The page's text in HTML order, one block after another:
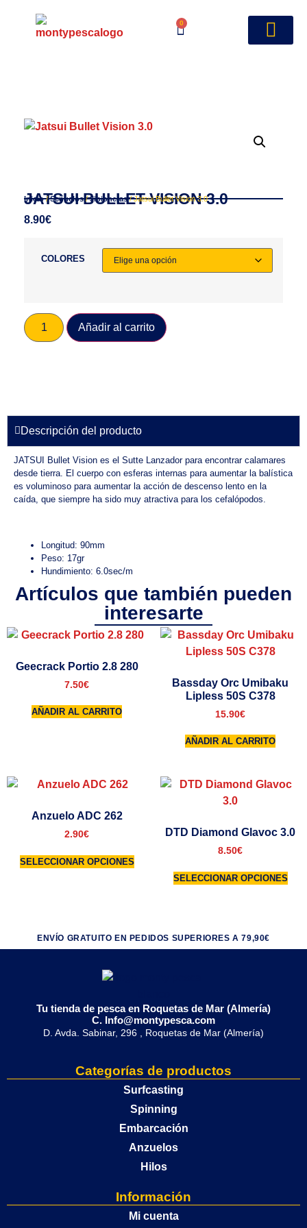
0
JATSUI BULLET VISION 3.0
Inicio/Señuelos/Jibioneras/ Jatsui Bullet Vision 3.0
8.90€
COLORES
Añadir al carrito
Descripción del producto
JATSUI Bullet Vision es el Sutte Lanzador para encontrar calamares
desde tierra. El cuerpo con esferas internas para aumentar la balística
es voluminoso para aumentar la acción de descenso lento en la
caída, que siempre ha sido muy atractiva para los cefalópodos.
Longitud: 90mm
Peso: 17gr
Hundimiento: 6.0sec/m
Artículos que también pueden
interesarte
Geecrack Portio 2.8 280
7.50€
AÑADIR AL CARRITO
Bassday Orc Umibaku
Lipless 50S C378
15.90€
AÑADIR AL CARRITO
Anzuelo ADC 262
2.90€
SELECCIONAR OPCIONES
DTD Diamond Glavoc 3.0
8.50€
SELECCIONAR OPCIONES
ENVÍO GRATUITO EN PEDIDOS SUPERIORES A 79,90€
Tu tienda de pesca en Roquetas de Mar (Almería)
C. Info@montypesca.com
D. Avda. Sabinar, 296 , Roquetas de Mar (Almería)
Categorías de productos
Surfcasting
Spinning
Embarcación
Anzuelos
Hilos
Información
Mi cuenta